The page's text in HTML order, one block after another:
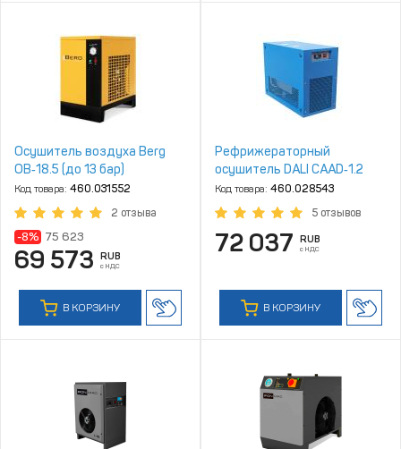
Осушитель воздуха Berg
ОВ‑18.5 (до 13 бар)
Код товара: 460.031552
2 отзыва
-8% 75 623
69 573 RUB
с НДС
В КОРЗИНУ
Рефрижераторный
осушитель DALI CAAD‑1.2
Код товара: 460.028543
5 отзывов
72 037 RUB
с НДС
В КОРЗИНУ